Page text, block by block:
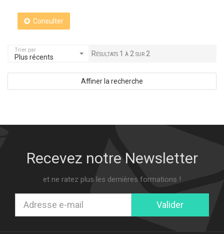
Consulter
Trier par
Plus récents Résultats 1 à 2 sur 2
Affiner la recherche
Recevez notre Newsletter
et ne ratez plus les dernières formations !
Valider